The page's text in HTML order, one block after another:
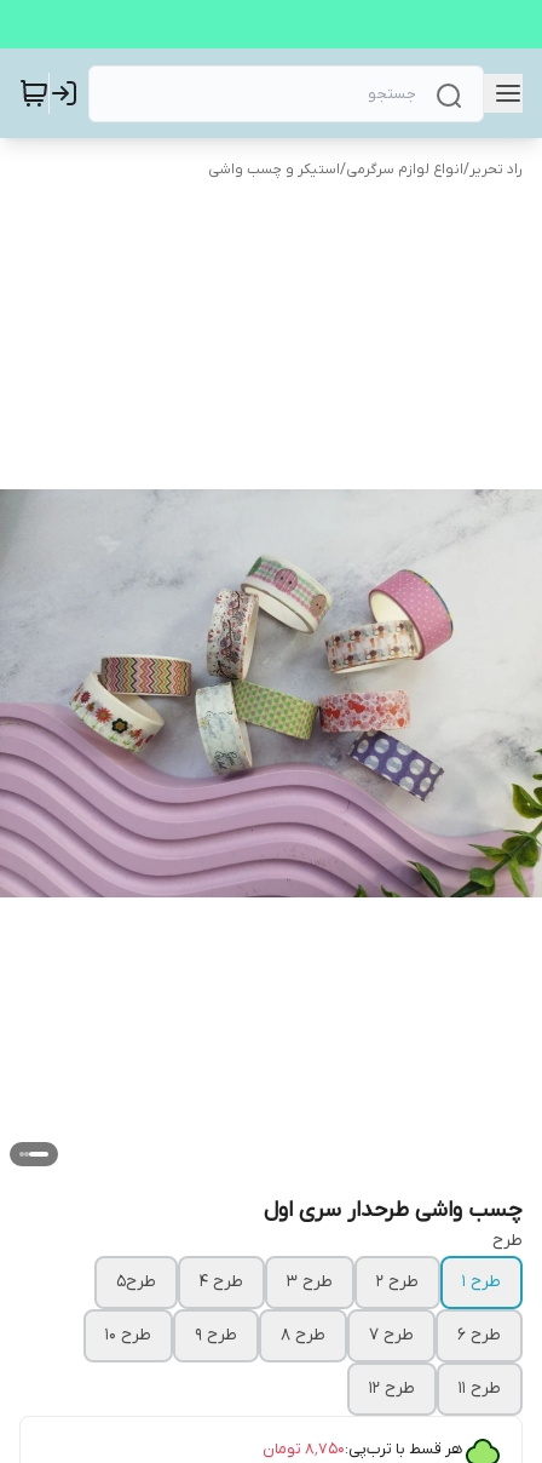
راد تحریر/انواع لوازم سرگرمی/استیکر و چسب واشی
چسب واشی طرحدار سری اول
طرح
طرح ۱
طرح ۲ طرح ۳ طرح ۴ طرح۵
طرح ۶ طرح ۷ طرح ۸ طرح ۹ طرح ۱۰
طرح ۱۱ طرح ۱۲
هر قسط با ترب‌پی:۸٬۷۵۰ تومان